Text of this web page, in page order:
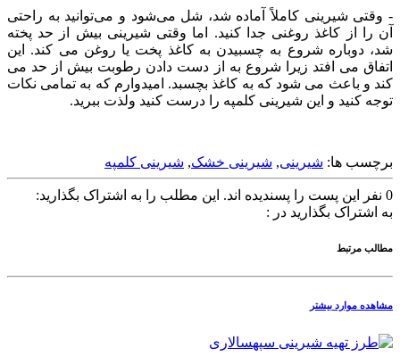
- وقتی شیرینی کاملاً آماده شد، شل می‌شود و می‌توانید به راحتی
آن را از کاغذ روغنی جدا کنید. اما وقتی شیرینی بیش از حد پخته
شد، دوباره شروع به چسبیدن به کاغذ پخت یا روغن می کند. این
اتفاق می افتد زیرا شروع به از دست دادن رطوبت بیش از حد می
کند و باعث می شود که به کاغذ بچسبد. امیدوارم که به تمامی نکات
توجه کنید و این شیرینی کلمپه را درست کنید ولذت ببرید.
برچسب ها: شیرینی, شیرینی خشک, شیرینی کلمپه
0 نفر این پست را پسندیده اند. این مطلب را به اشتراک بگذارید:
به اشتراک بگذارید در :
مطالب مرتبط
مشاهده موارد بیشتر